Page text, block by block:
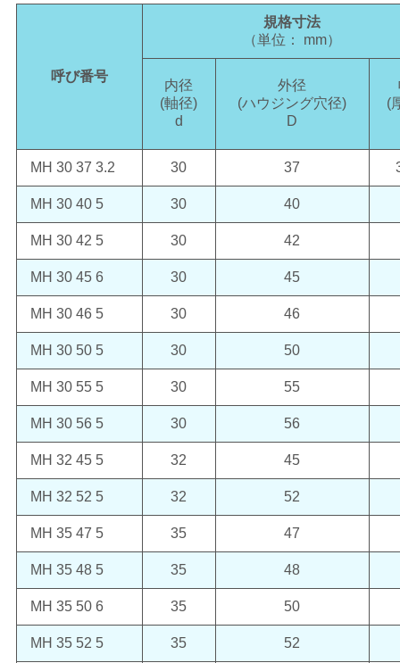
呼び番号
規格寸法
（単位： mm）
内径
(軸径)
d
外径
(ハウジング穴径)
D
(
MH 30 37 3.2 30 37
MH 30 40 5 30 40
MH 30 42 5 30 42
MH 30 45 6 30 45
MH 30 46 5 30 46
MH 30 50 5 30 50
MH 30 55 5 30 55
MH 30 56 5 30 56
MH 32 45 5 32 45
MH 32 52 5 32 52
MH 35 47 5 35 47
MH 35 48 5 35 48
MH 35 50 6 35 50
MH 35 52 5 35 52